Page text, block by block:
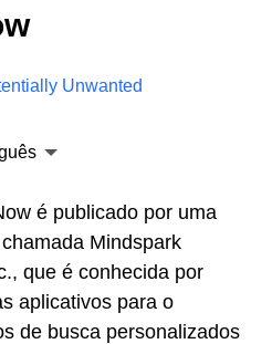
Unwanted
é publicado por uma
Mindspark
que é conhecida por
aplicativos para o
de busca personalizados